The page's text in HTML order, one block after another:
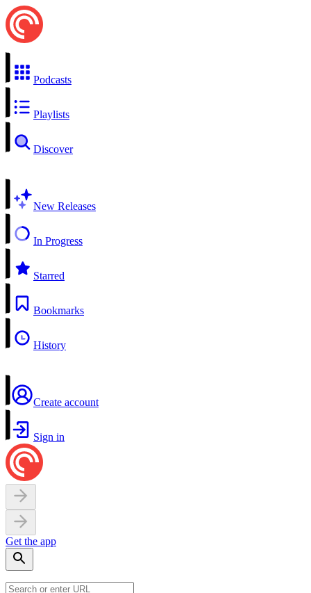
Podcasts
Playlists
Discover
New Releases
In Progress
Starred
Bookmarks
History
Create account
Sign in
Get the app